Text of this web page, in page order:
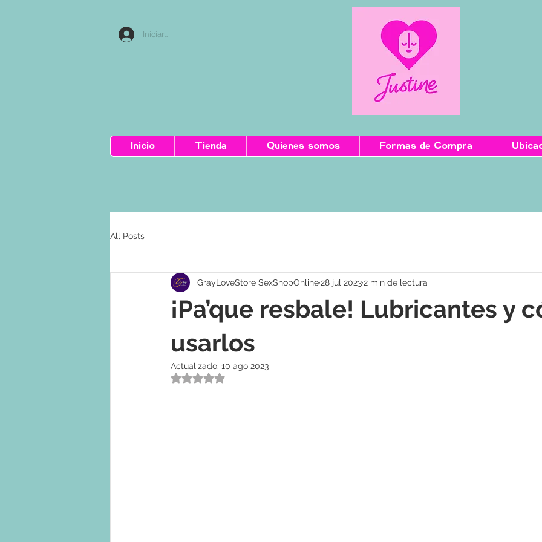
Iniciar sesion
Inicio Tienda Quienes somos Formas de Compra
All Posts
¡Pa’que resbale! Lubricantes y
usarlos
GrayLoveStore SexShopOnline28 jul 20232 min de lectura
Actualizado: 10 ago 2023
Obtuvo NaN de 5 estrellas.